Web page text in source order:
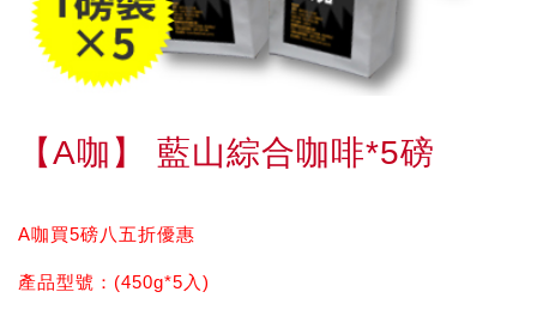
【A咖】 藍山綜合咖啡*5磅
A咖買5磅八五折優惠
產品型號：(450g*5入)